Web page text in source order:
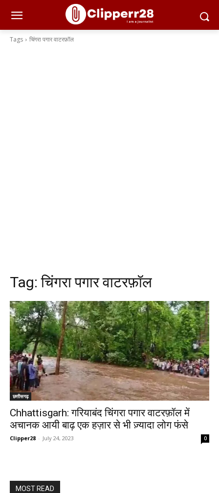
Tags चिंगरा पगार वाटरफ़ॉल
Tag:चिंगरा पगार वाटरफ़ॉल
छत्तीसगढ़
Chhattisgarh: गरियाबंद चिंगरा पगार वाटरफ़ॉल में
अचानक आयी बाढ़ एक हज़ार से भी ज़्यादा लोग फंसे
Clipper28 - July 24, 2023 0
MOST READ